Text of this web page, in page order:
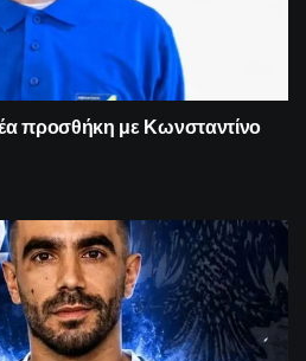
προσθήκη με Κωνσταντίνο